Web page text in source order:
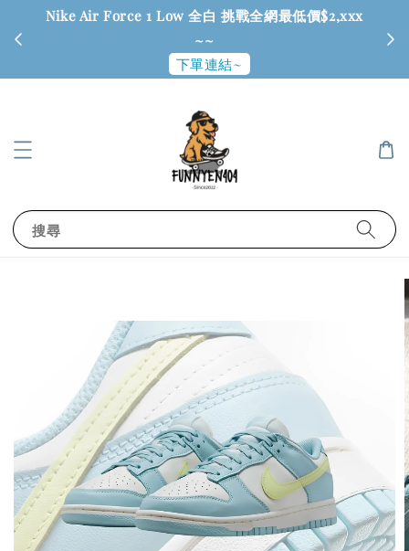
Nike Air Force 1 Low 全白 挑戰全網最低價$2,xxx
~~
下單連結~
搜尋